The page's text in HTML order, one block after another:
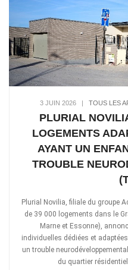
3 JUIN 2026 | TOUS LES
PLURIAL
LOGEMENTS
AYANT UN
TROUBLE
Plurial Novilia, filiale du groupe
de 39 000 logements dans le
Marne et Essonne),
individuelles dédiées et
un trouble
du quartier